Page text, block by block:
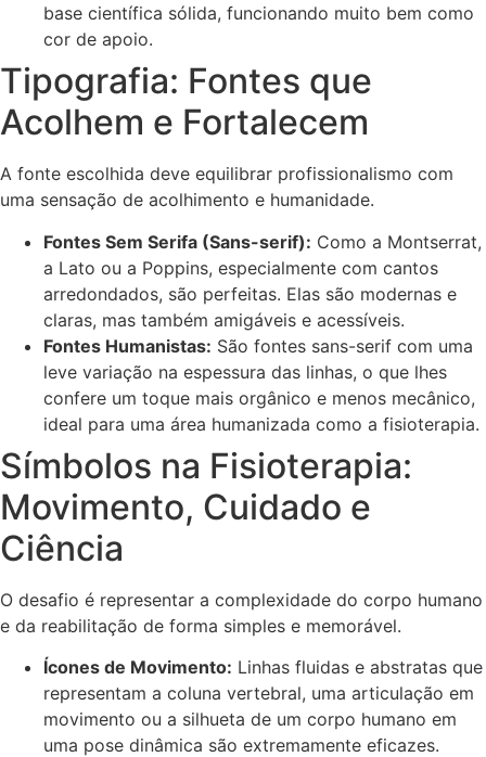
base científica sólida, funcionando muito bem como
cor de apoio.
Tipografia: Fontes que
Acolhem e Fortalecem
A fonte escolhida deve equilibrar profissionalismo com
uma sensação de acolhimento e humanidade.
Fontes Sem Serifa (Sans-serif): Como a Montserrat,
a Lato ou a Poppins, especialmente com cantos
arredondados, são perfeitas. Elas são modernas e
claras, mas também amigáveis e acessíveis.
Fontes Humanistas: São fontes sans-serif com uma
leve variação na espessura das linhas, o que lhes
confere um toque mais orgânico e menos mecânico,
ideal para uma área humanizada como a fisioterapia.
Símbolos na Fisioterapia:
Movimento, Cuidado e
Ciência
O desafio é representar a complexidade do corpo humano
e da reabilitação de forma simples e memorável.
Ícones de Movimento: Linhas fluidas e abstratas que
representam a coluna vertebral, uma articulação em
movimento ou a silhueta de um corpo humano em
uma pose dinâmica são extremamente eficazes.